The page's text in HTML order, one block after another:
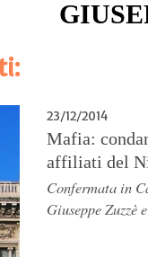
23/12/2014
Mafia:
affiliati del
Confermata in
Giuseppe Zuzzè